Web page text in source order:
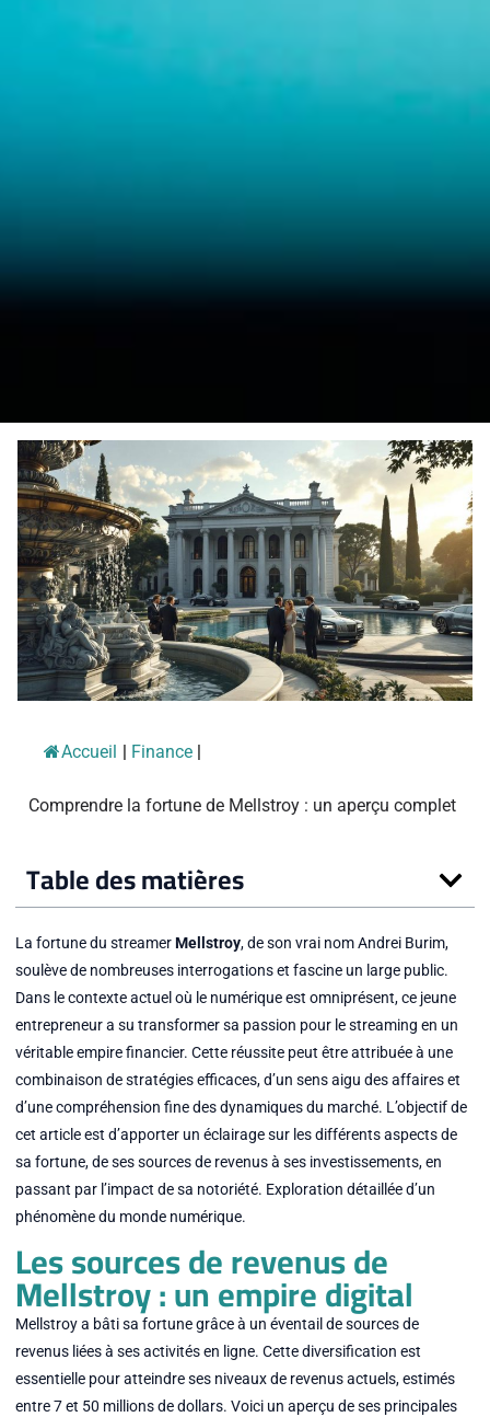
Accueil | Finance |
Comprendre la fortune de Mellstroy : un aperçu complet
Table des matières
La fortune du streamerMellstroy, de son vrai nom Andrei Burim,
soulève de nombreuses interrogations et fascine un large public.
Dans le contexte actuel où le numérique est omniprésent, ce jeune
entrepreneur a su transformer sa passion pour le streaming en un
véritable empire financier. Cette réussite peut être attribuée à une
combinaison de stratégies efficaces, d’un sens aigu des affaires et
d’une compréhension fine des dynamiques du marché. L’objectif de
cet article est d’apporter un éclairage sur les différents aspects de
sa fortune, de ses sources de revenus à ses investissements, en
passant par l’impact de sa notoriété. Exploration détaillée d’un
phénomène du monde numérique.
Les sources de revenus de
Mellstroy : un empire digital
Mellstroy a bâti sa fortune grâce à un éventail de sources de
revenus liées à ses activités en ligne. Cette diversification est
essentielle pour atteindre ses niveaux de revenus actuels, estimés
entre 7 et 50 millions de dollars. Voici un aperçu de ses principales